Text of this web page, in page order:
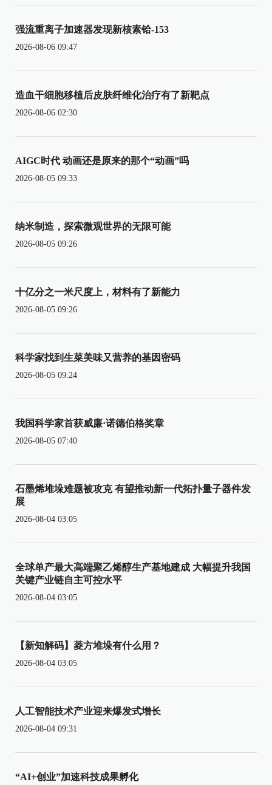
强流重离子加速器发现新核素铪-153
2026-08-06 09:47
造血干细胞移植后皮肤纤维化治疗有了新靶点
2026-08-06 02:30
AIGC时代 动画还是原来的那个“动画”吗
2026-08-05 09:33
纳米制造，探索微观世界的无限可能
2026-08-05 09:26
十亿分之一米尺度上，材料有了新能力
2026-08-05 09:26
科学家找到生菜美味又营养的基因密码
2026-08-05 09:24
我国科学家首获威廉·诺德伯格奖章
2026-08-05 07:40
石墨烯堆垛难题被攻克 有望推动新一代拓扑量子器件发
展
2026-08-04 03:05
全球单产最大高端聚乙烯醇生产基地建成 大幅提升我国
关键产业链自主可控水平
2026-08-04 03:05
【新知解码】菱方堆垛有什么用？
2026-08-04 03:05
人工智能技术产业迎来爆发式增长
2026-08-04 09:31
“AI+创业”加速科技成果孵化